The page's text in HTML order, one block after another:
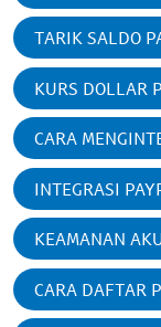
TARIK SALDO
KURS DOLLAR
CARA
INTEGRASI
KEAMANAN
CARA DAFTAR